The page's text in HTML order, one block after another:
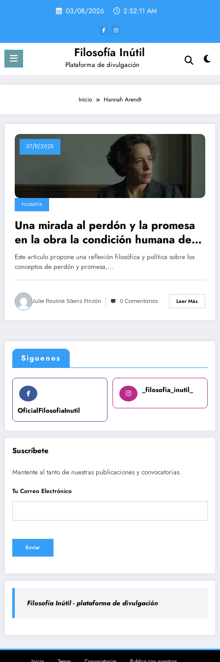
03/08/2026 2:52:11 AM
Filosofía Inútil
Plataforma de divulgación
Inicio Hannah Arendt
07/11/2025
FILOSOFÍA
Una mirada al perdón y la promesa
en la obra la condición humana de
Hannah Arendt
Este artículo propone una reflexión filosófica y política sobre los
conceptos de perdón y promesa,…
Julie Pauline Sáenz Pinzón 0 Comentarios Leer Más
Siguenos
OficialFilosofiaInutil
_filosofia_inutil_
Suscríbete
Mantente al tanto de nuestras publicaciones y convocatorias.
Tu Correo Electrónico
Filosofía Inútil - plataforma de divulgación